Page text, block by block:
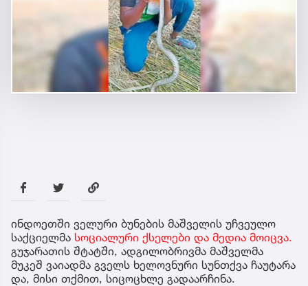
ინდოეთში ველური ბუნების მაშველის უჩვეულო
საქციელმა სოციალური ქსელები და მედია მოიცვა.
გუჯარათის შტატში, ადგილობრივმა მაშველმა
მუკეშ ვაიადმა გველს ხელოვნური სუნთქვა ჩაუტარა
და, მისი თქმით, სიცოცხლე გადაარჩინა.